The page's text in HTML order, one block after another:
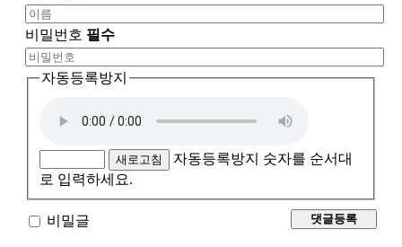
비밀번호 필수
자동등록방지
새로고침
자동등록방지 숫자를 순서대
로 입력하세요.
비밀글